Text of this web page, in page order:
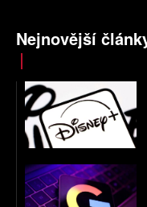
Nejnovější